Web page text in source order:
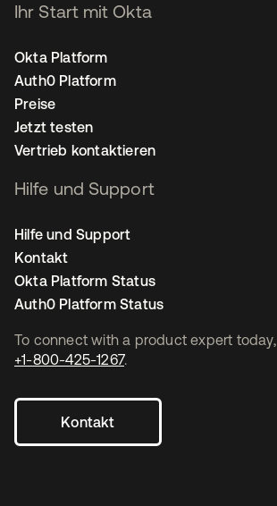
To connect with a product expert today,
+1-800-425-1267.
Kontakt
Ihr Start mit Okta
Okta Platform
Auth0 Platform
Preise
Jetzt testen
Vertrieb kontaktieren
Hilfe und Support
Hilfe und Support
Kontakt
Okta Platform Status
Auth0 Platform Status